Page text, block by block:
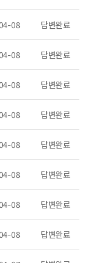
08 답변완료
08 답변완료
08 답변완료
08 답변완료
08 답변완료
08 답변완료
08 답변완료
08 답변완료